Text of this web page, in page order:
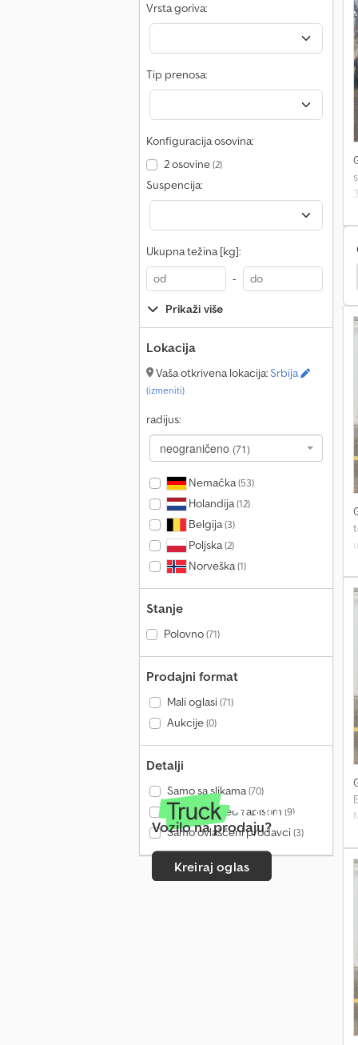
Vrsta goriva:
Tip prenosa:
Konfiguracija osovina:
2 osovine(2)
Suspencija:
Ukupna težina [kg]:
-
Prikaži više
Lokacija
Vaša otkrivena lokacija:Srbija
(izmeniti)
radijus:
neograničeno (71)
Nemačka(53)
Holandija(12)
Belgija(3)
Poljska(2)
Norveška(1)
Stanje
Polovno(71)
Prodajni format
Mali oglasi(71)
Aukcije(0)
Detalji
Samo sa slikama(70)
Samo sa video zapisom (9)
Samo ovlašćeni prodavci(3)
Vozilo na prodaju?
Kreiraj oglas
Bomag Bt 60 Renault Premium